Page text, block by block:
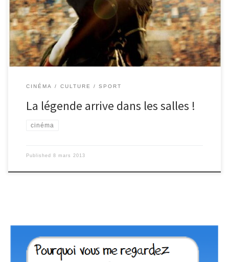
lui aussi, qui incarnera le rôle de Pierre Durand. Jappeloup de
Luze est un cheval né d’une mère pur-sang et d’un père trotteur
le 12 mars 1975 ; il est mort le 5 novembre 1991 d’un arrêt
cardiaque, dans […]
CINÉMA CULTURE SPORT
La légende arrive dans les salles !
cinéma
Published 8 mars 2013